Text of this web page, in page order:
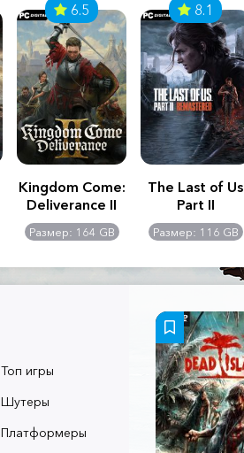
6.5
Kingdom Come:
Deliverance II
Размер: 164 GB
8.1
The Last of Us
Part II
Remastered
Размер: 116 GB
Топ игры
Шутеры
Платформеры